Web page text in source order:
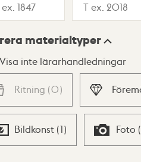
Karta
materialtyper
Visa inte lärarhandledningar
Ritning (0)
Bildkonst (1) Foto (